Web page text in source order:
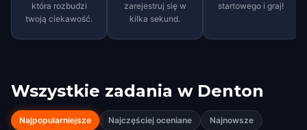
która rozbudzi
twoją ciekawość.
zarejestruj się w
kilka sekund.
startowego i graj!
Wszystkie zadania w Denton
Najpopularniejsze Najczęściej oceniane
Najnowsze